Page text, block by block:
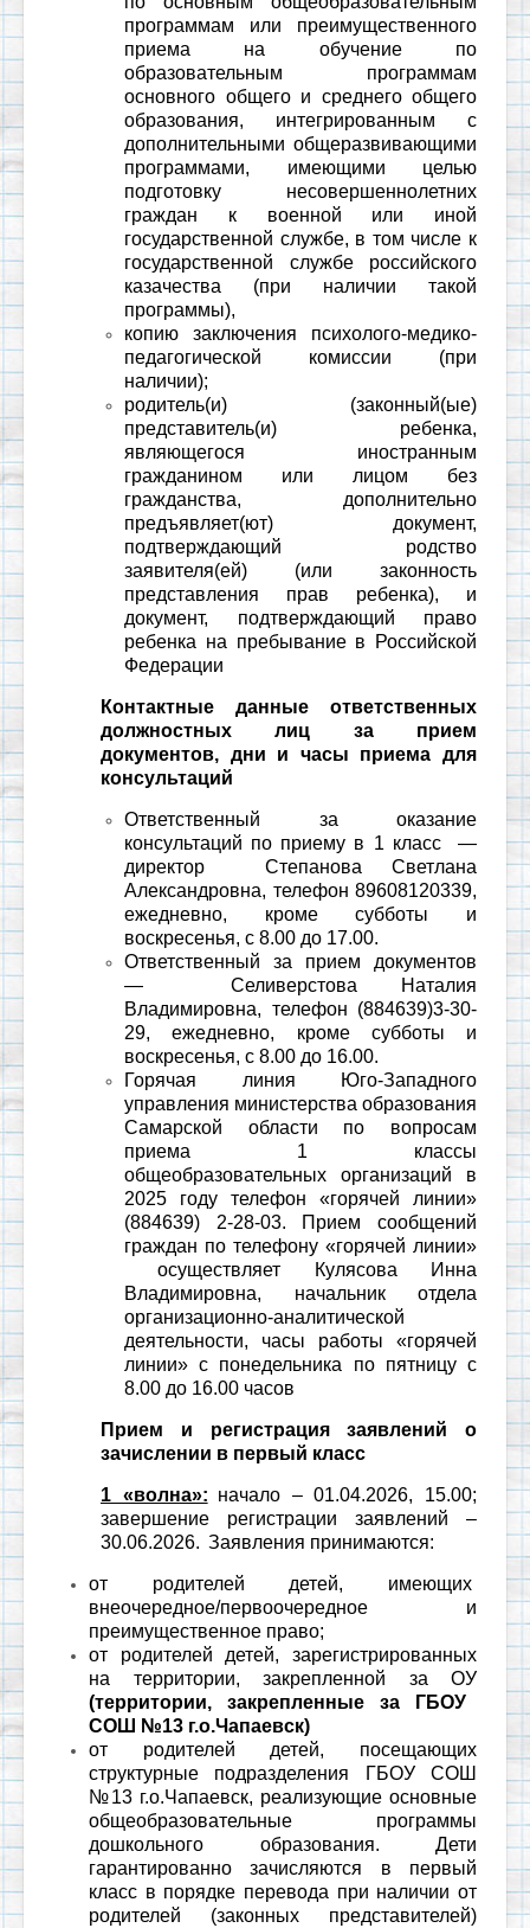
программам или преимущественного
приема на обучение по
образовательным программам
основного общего и среднего общего
образования, интегрированным с
дополнительными общеразвивающими
программами, имеющими целью
подготовку несовершеннолетних
граждан к военной или иной
государственной службе, в том числе к
государственной службе российского
казачества (при наличии такой
программы),
копию заключения психолого-медико-
педагогической комиссии (при
наличии);
родитель(и) (законный(ые)
представитель(и) ребенка,
являющегося иностранным
гражданином или лицом без
гражданства, дополнительно
предъявляет(ют) документ,
подтверждающий родство
заявителя(ей) (или законность
представления прав ребенка), и
документ, подтверждающий право
ребенка на пребывание в Российской
Федерации
Контактные данные ответственных
должностных лиц за прием
документов, дни и часы приема для
консультаций
Ответственный за оказание
консультаций по приему в 1 класс —
директор Степанова Светлана
Александровна, телефон 89608120339,
ежедневно, кроме субботы и
воскресенья, с 8.00 до 17.00.
Ответственный за прием документов
— Селиверстова Наталия
Владимировна, телефон (884639)3-30-
29, ежедневно, кроме субботы и
воскресенья, с 8.00 до 16.00.
Горячая линия Юго-Западного
управления министерства образования
Самарской области по вопросам
приема 1 классы
общеобразовательных организаций в
2025 году телефон «горячей линии»
(884639) 2-28-03. Прием сообщений
граждан по телефону «горячей линии»
осуществляет Кулясова Инна
Владимировна, начальник отдела
организационно-аналитической
деятельности, часы работы «горячей
линии» с понедельника по пятницу с
8.00 до 16.00 часов
Прием и регистрация заявлений о
зачислении в первый класс
1 «волна»: начало – 01.04.2026, 15.00;
завершение регистрации заявлений –
30.06.2026. Заявления принимаются:
от родителей детей, имеющих
внеочередное/первоочередное и
преимущественное право;
от родителей детей, зарегистрированных
на территории, закрепленной за ОУ
(территории, закрепленные за ГБОУ
СОШ №13 г.о.Чапаевск)
от родителей детей, посещающих
структурные подразделения ГБОУ СОШ
№13 г.о.Чапаевск, реализующие основные
общеобразовательные программы
дошкольного образования. Дети
гарантированно зачисляются в первый
класс в порядке перевода при наличии от
родителей (законных представителей)